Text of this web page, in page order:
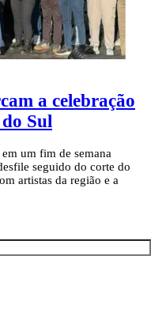
a celebração
Sul
um fim de semana
seguido do corte do
artistas da região e a